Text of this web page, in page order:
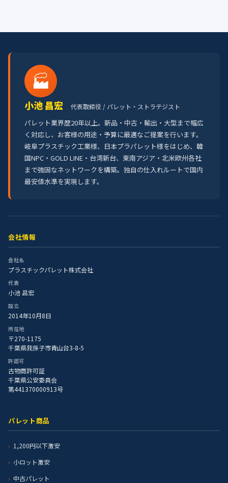
🏭
小池 昌宏 代表取締役 / パレット・ストラテジスト
パレット業界歴20年以上。新品・中古・輸出・大型まで幅広
く対応し、お客様の用途・予算に最適なご提案を行います。
岐阜プラスチック工業様、日本プラパレット様をはじめ、韓
国NPC・GOLD LINE・台湾新台、東南アジア・北米欧州各社
まで強固なネットワークを構築。独自の仕入れルートで国内
最安値水準を実現します。
会社情報
会社名
プラスチックパレット株式会社
代表
小池 昌宏
設立
2014年10月8日
所在地
〒270-1175
千葉県我孫子市青山台3-8-5
許認可
古物商許可証
千葉県公安委員会
第441370000913号
パレット商品
1,200円以下激安
小ロット激安
中古パレット